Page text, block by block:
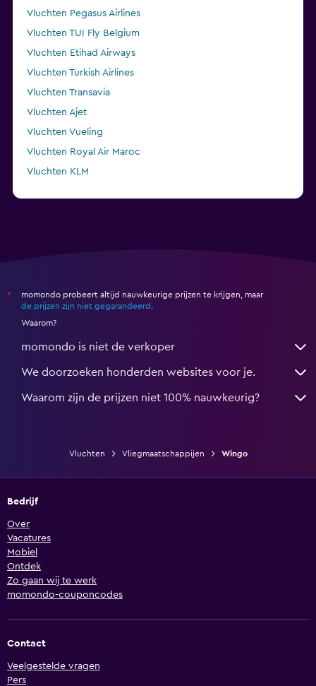
Vluchten Pegasus Airlines
Vluchten TUI Fly Belgium
Vluchten Etihad Airways
Vluchten Turkish Airlines
Vluchten Transavia
Vluchten Ajet
Vluchten Vueling
Vluchten Royal Air Maroc
Vluchten KLM
*
momondo probeert altijd nauwkeurige prijzen te krijgen, maar
de prijzen zijn niet gegarandeerd
Waarom?
momondo is niet de verkoper
We doorzoeken honderden websites voor je.
Waarom zijn de prijzen niet 100% nauwkeurig?
Vluchten Vliegmaatschappijen Wingo
Bedrijf
Over
Vacatures
Mobiel
Ontdek
Zo gaan wij te werk
momondo-couponcodes
Contact
Veelgestelde vragen
Pers